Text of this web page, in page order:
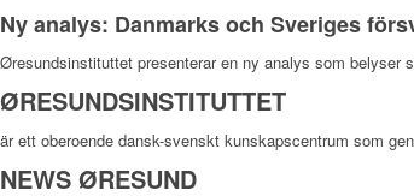
Ny analys: Danmarks och Sveriges
Øresundsinstituttet presenterar en ny analys som belyser
ØRESUNDSINSTITUTTET
är ett oberoende dansk-svenskt kunskapscentrum som
NEWS ØRESUND